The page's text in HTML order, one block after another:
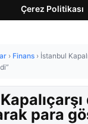
Çerez Politikası
› Finans › İstanbul
para